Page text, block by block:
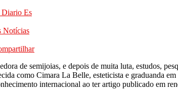
Diario Es
Notícias
de semijoias, e depois de muita luta, estudos,
como Cimara La Belle, esteticista e graduanda
internacional ao ter artigo publicado em